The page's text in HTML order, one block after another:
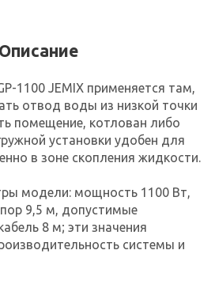
Описание
1100 JEMIX применяется там,
отвод воды из низкой точки
помещение, котлован либо
установки удобен для
в зоне скопления жидкости.
модели: мощность 1100 Вт,
9,5 м, допустимые
8 м; эти значения
системы и